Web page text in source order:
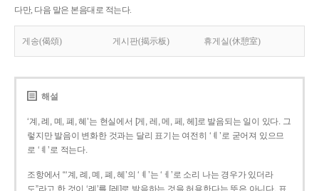
다만, 다음 말은 본음대로 적는다.
게송(偈頌) 게시판(揭示板) 휴게실(休憩室)
해설
‘계, 례, 몌, 폐, 혜’는 현실에서 [게, 레, 메, 페, 헤]로 발음되는 일이 있다. 그
렇지만 발음이 변화한 것과는 달리 표기는 여전히 ‘ㅖ’로 굳어져 있으므
로 ‘ㅖ’로 적는다.
조항에서 “‘계, 례, 몌, 폐, 혜’의 ‘ㅖ’는 ‘ㅔ’로 소리 나는 경우가 있더라
도”라고 한 것이 ‘례’를 [레]로 발음하는 것을 허용한다는 뜻은 아니다. 표